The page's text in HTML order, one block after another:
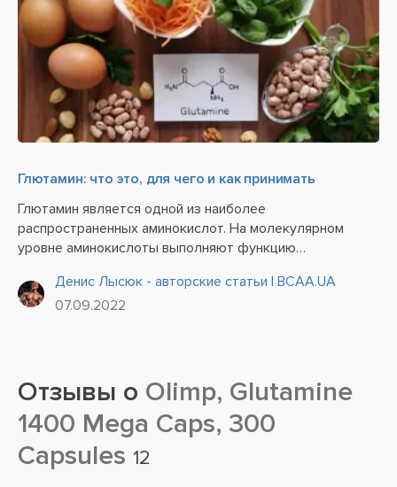
Глютамин: что это, для чего и как принимать
Глютамин является одной из наиболее
распространенных аминокислот. На молекулярном
уровне аминокислоты выполняют функцию
входящие в стостав многих клеток и тканей. Они могут
быть получены как из эндогенных белков, так и...
Денис Лысюк - авторские статьи | BCAA.UA
07.09.2022
Отзывы о Olimp, Glutamine
1400 Mega Caps, 300
Capsules 12